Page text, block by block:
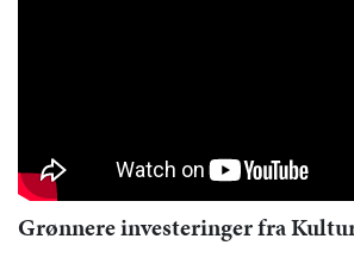
Grønnere investeringer fra